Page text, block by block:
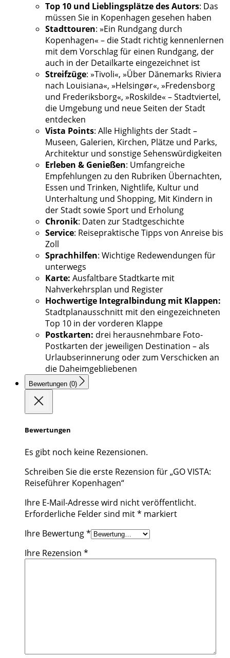
Top 10 und Lieblingsplätze des Autors: Das
müssen Sie in Kopenhagen gesehen haben
Stadttouren: »Ein Rundgang durch
Kopenhagen« – die Stadt richtig kennenlernen
mit dem Vorschlag für einen Rundgang, der
auch in der Detailkarte eingezeichnet ist
Streifzüge: »Tivoli«, »Über Dänemarks Riviera
nach Louisiana«, »Helsingør«, »Fredensborg
und Frederiksborg«, »Roskilde« – Stadtviertel,
die Umgebung und neue Seiten der Stadt
entdecken
Vista Points: Alle Highlights der Stadt –
Museen, Galerien, Kirchen, Plätze und Parks,
Architektur und sonstige Sehenswürdigkeiten
Erleben & Genießen: Umfangreiche
Empfehlungen zu den Rubriken Übernachten,
Essen und Trinken, Nightlife, Kultur und
Unterhaltung und Shopping, Mit Kindern in
der Stadt sowie Sport und Erholung
Chronik: Daten zur Stadtgeschichte
Service: Reisepraktische Tipps von Anreise bis
Zoll
Sprachhilfen: Wichtige Redewendungen für
unterwegs
Karte: Ausfaltbare Stadtkarte mit
Nahverkehrsplan und Register
Hochwertige Integralbindung mit Klappen:
Stadtplanausschnitt mit den eingezeichneten
Top 10 in der vorderen Klappe
Postkarten: drei herausnehmbare Foto-
Postkarten der jeweiligen Destination – als
Urlaubserinnerung oder zum Verschicken an
die Daheimgebliebenen
Bewertungen (0)
Bewertungen
Es gibt noch keine Rezensionen.
Schreiben Sie die erste Rezension für „GO VISTA:
Reiseführer Kopenhagen“
Ihre E-Mail-Adresse wird nicht veröffentlicht.
Erforderliche Felder sind mit* markiert
Ihre Bewertung*
Ihre Rezension *